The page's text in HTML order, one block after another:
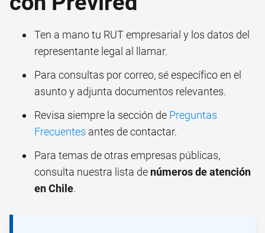
Ten a mano tu RUT empresarial y los datos del
representante legal al llamar.
Para consultas por correo, sé específico en el
asunto y adjunta documentos relevantes.
Revisa siempre la sección de Preguntas
Frecuentes antes de contactar.
Para temas de otras empresas públicas,
consulta nuestra lista de números de atención
en Chile.